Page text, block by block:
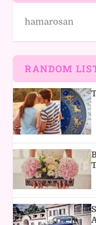
hamarosan
RANDOM